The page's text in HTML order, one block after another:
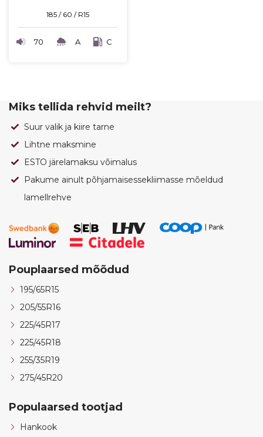
185 / 60 / R15
70 A C
Miks tellida rehvid meilt?
Suur valik ja kiire tarne
Lihtne maksmine
ESTO järelamaksu võimalus
Pakume ainult põhjamaisessekliimasse mõeldud
lamellrehve
Pouplaarsed mõõdud
195/65R15
205/55R16
225/45R17
225/45R18
255/35R19
275/45R20
Populaarsed tootjad
Hankook